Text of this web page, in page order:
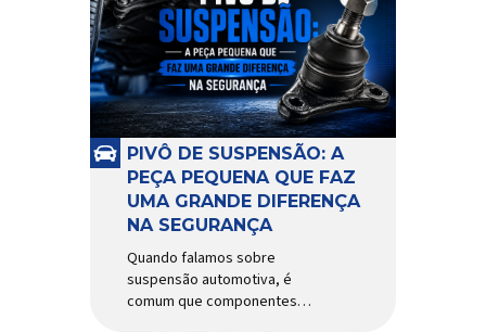
PIVÔ DE SUSPENSÃO: A
PEÇA PEQUENA QUE FAZ
UMA GRANDE DIFERENÇA
NA SEGURANÇA
Quando falamos sobre
suspensão automotiva, é
comum que componentes